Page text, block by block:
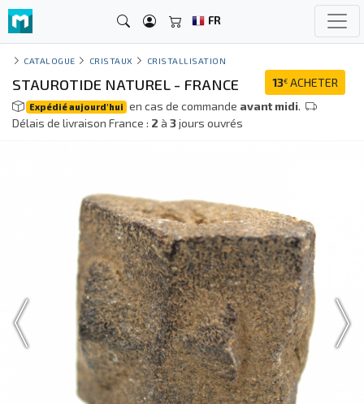
FR
CATALOGUE CRISTAUX CRISTALLISATION
13€ ACHETER
STAUROTIDE NATUREL - FRANCE
Expédié aujourd'hui en cas de commande avant midi.
Délais de livraison France : 2 à 3jours ouvrés